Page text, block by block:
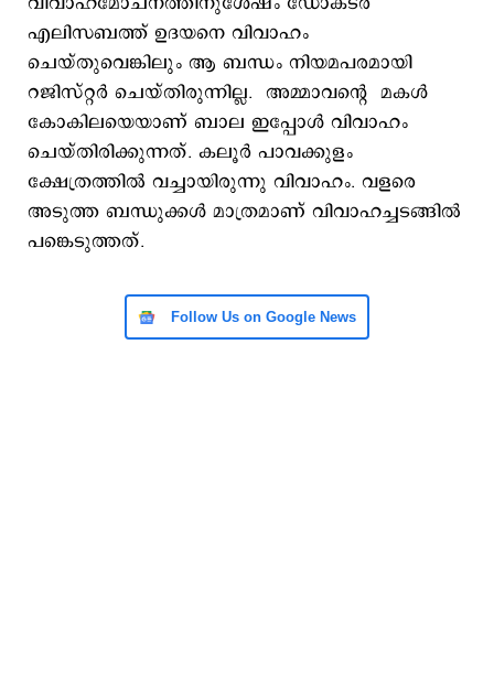
എലിസബത്ത് ഉദയനെ വിവാഹം
ചെയ്തുവെങ്കിലും ആ ബന്ധം നിയമപരമായി
റജിസ്റ്റർ ചെയ്തിരുന്നില്ല. അമ്മാവന്‍റെ മകൾ
കോകിലയെയാണ് ബാല ഇപ്പോള്‍ വിവാഹം
ചെയ്തിരിക്കുന്നത്. കലൂർ പാവക്കുളം
ക്ഷേത്രത്തിൽ വച്ചായിരുന്നു വിവാഹം. വളരെ
അടുത്ത ബന്ധുക്കള്‍ മാത്രമാണ് വിവാഹച്ചടങ്ങിൽ
പങ്കെടുത്തത്.
Follow Us on Google News